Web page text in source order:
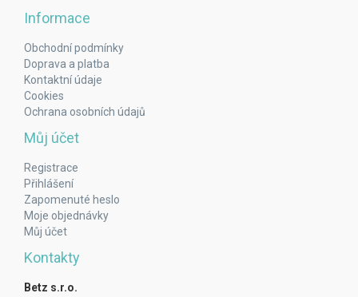
Informace
Obchodní podmínky
Doprava a platba
Kontaktní údaje
Cookies
Ochrana osobních údajů
Můj účet
Registrace
Přihlášení
Zapomenuté heslo
Moje objednávky
Můj účet
Kontakty
Betz s.r.o.